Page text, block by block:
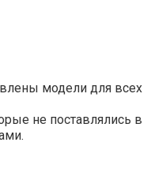
модели для всех
не поставлялись в